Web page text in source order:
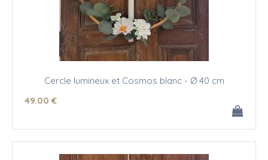
Cercle lumineux et Cosmos blanc - Ø 40 cm
49.00 €